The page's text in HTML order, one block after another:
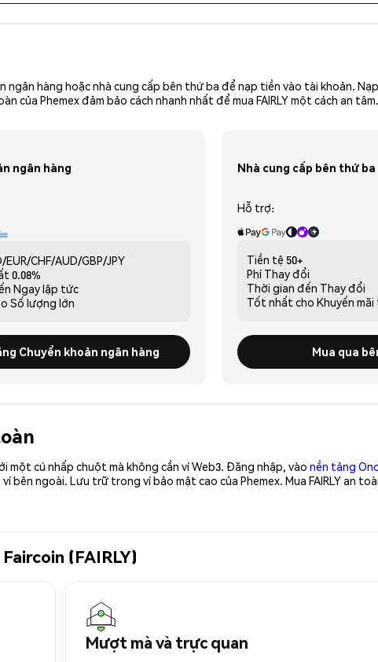
hàng hoặc nhà cung cấp bên thứ ba để nạp tiền vào tài khoản.
Phemex đảm bảo cách nhanh nhất để mua FAIRLY một cách an tâm.
ngân hàng
EUR/CHF/AUD/GBP/JPY
0.08%
Ngay lập tức
Số lượng lớn
Chuyển khoản ngân hàng
Nhà cung cấp bên thứ ba
Hỗ trợ:
Tiền tệ 50+
Phí Thay đổi
Thời gian đến Thay đổi
Tốt nhất cho Khuyến
Mua qua
một cú nhấp chuột mà không cần ví Web3. Đăng nhập, vào nền tảng
bên ngoài. Lưu trữ trong ví bảo mật cao của Phemex. Mua FAIRLY an
(FAIRLY)
Mượt mà và trực quan